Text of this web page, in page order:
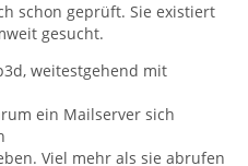
schon geprüft. Sie existiert
gesucht.
weitestgehend mit
ein Mailserver sich
Viel mehr als sie abrufen